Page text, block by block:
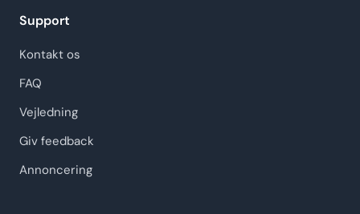
Support
Kontakt os
FAQ
Vejledning
Giv feedback
Annoncering